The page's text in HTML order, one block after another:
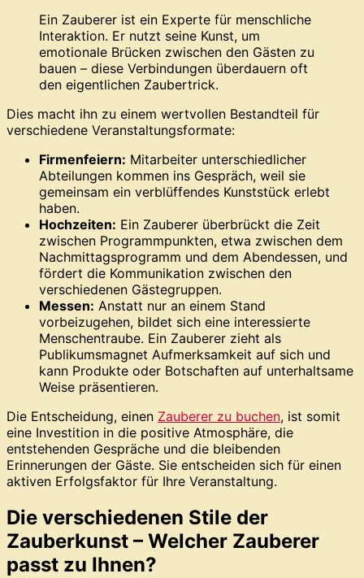
Ein Zauberer ist ein Experte für menschliche
Interaktion. Er nutzt seine Kunst, um
emotionale Brücken zwischen den Gästen zu
bauen – diese Verbindungen überdauern oft
den eigentlichen Zaubertrick.
Dies macht ihn zu einem wertvollen Bestandteil für
verschiedene Veranstaltungsformate:
Firmenfeiern: Mitarbeiter unterschiedlicher
Abteilungen kommen ins Gespräch, weil sie
gemeinsam ein verblüffendes Kunststück erlebt
haben.
Hochzeiten: Ein Zauberer überbrückt die Zeit
zwischen Programmpunkten, etwa zwischen dem
Nachmittagsprogramm und dem Abendessen, und
fördert die Kommunikation zwischen den
verschiedenen Gästegruppen.
Messen: Anstatt nur an einem Stand
vorbeizugehen, bildet sich eine interessierte
Menschentraube. Ein Zauberer zieht als
Publikumsmagnet Aufmerksamkeit auf sich und
kann Produkte oder Botschaften auf unterhaltsame
Weise präsentieren.
Die Entscheidung, einen Zauberer zu buchen, ist somit
eine Investition in die positive Atmosphäre, die
entstehenden Gespräche und die bleibenden
Erinnerungen der Gäste. Sie entscheiden sich für einen
aktiven Erfolgsfaktor für Ihre Veranstaltung.
Die verschiedenen Stile der
Zauberkunst – Welcher Zauberer
passt zu Ihnen?